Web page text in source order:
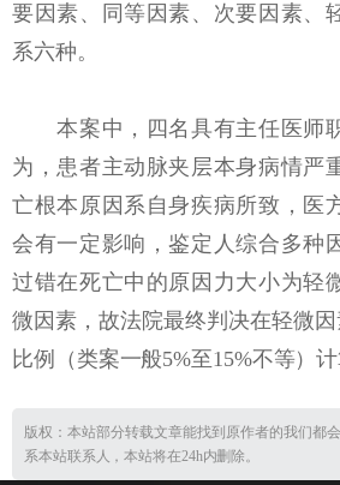
要因素、同等因素、次要因素、
系六种。
本案中，四名具有主任医师
为，患者主动脉夹层本身病情严
亡根本原因系自身疾病所致，医
会有一定影响，鉴定人综合多种
过错在死亡中的原因力大小为轻
微因素，故法院最终判决在轻微
比例（类案一般5%至15%不等）计
版权：本站部分转载文章能找到原作者的我们都
系本站联系人，本站将在24h内删除。